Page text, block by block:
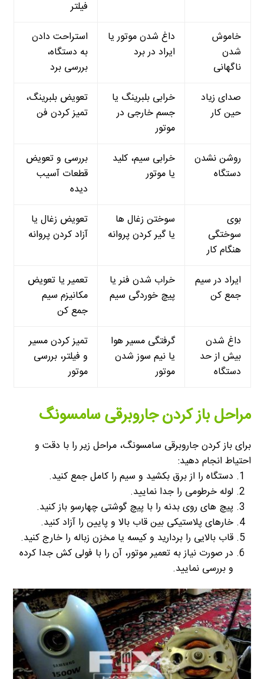
فیلتر
خاموش
شدن
ناگهانی
داغ شدن موتور یا
ایراد در برد
استراحت دادن
به دستگاه،
بررسی برد
صدای زیاد
حین کار
خرابی بلبرینگ یا
جسم خارجی در
موتور
تعویض بلبرینگ،
تمیز کردن فن
روشن نشدن
دستگاه
خرابی سیم، کلید
یا موتور
بررسی و تعویض
قطعات آسیب
دیده
بوی
سوختگی
هنگام کار
سوختن زغال ها
یا گیر کردن پروانه
تعویض زغال یا
آزاد کردن پروانه
ایراد در سیم
جمع کن
خراب شدن فنر یا
پیچ خوردگی سیم
تعمیر یا تعویض
مکانیزم سیم
جمع کن
داغ شدن
بیش از حد
دستگاه
گرفتگی مسیر هوا
یا نیم سوز شدن
موتور
تمیز کردن مسیر
و فیلتر، بررسی
موتور
مراحل باز کردن جاروبرقی سامسونگ
برای باز کردن جاروبرقی سامسونگ، مراحل زیر را با دقت و
احتیاط انجام دهید:
دستگاه را از برق بکشید و سیم را کامل جمع کنید.
لوله خرطومی را جدا نمایید.
پیچ های روی بدنه را با پیچ گوشتی چهارسو باز کنید.
خارهای پلاستیکی بین قاب بالا و پایین را آزاد کنید.
قاب بالایی را بردارید و کیسه یا مخزن زباله را خارج کنید.
در صورت نیاز به تعمیر موتور، آن را با فولی کش جدا کرده
و بررسی نمایید.